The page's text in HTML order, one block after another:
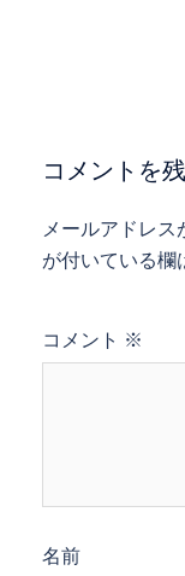
ョコメントを
メールアドレス
が付いている欄
コメント ※
名前